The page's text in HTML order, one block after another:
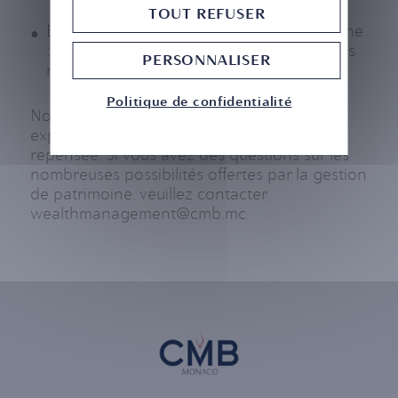
Des services de structuration de patrimoine
: notre équipe conçoit des plans financiers
rigoureux et sur mesure,
Notre ambition est de vous offrir une
expérience de gestion de patrimoine
repensée. Si vous avez des questions sur les
nombreuses possibilités offertes par la gestion
de patrimoine, veuillez contacter
wealthmanagement@cmb.mc.
TOUT REFUSER
PERSONNALISER
Politique de confidentialité